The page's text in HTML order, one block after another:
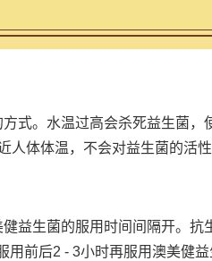
式。水温过高会杀死益生菌
体体温，不会对益生菌的活性
益生菌的服用时间间隔开。
用前后2 - 3小时再服用澳美健